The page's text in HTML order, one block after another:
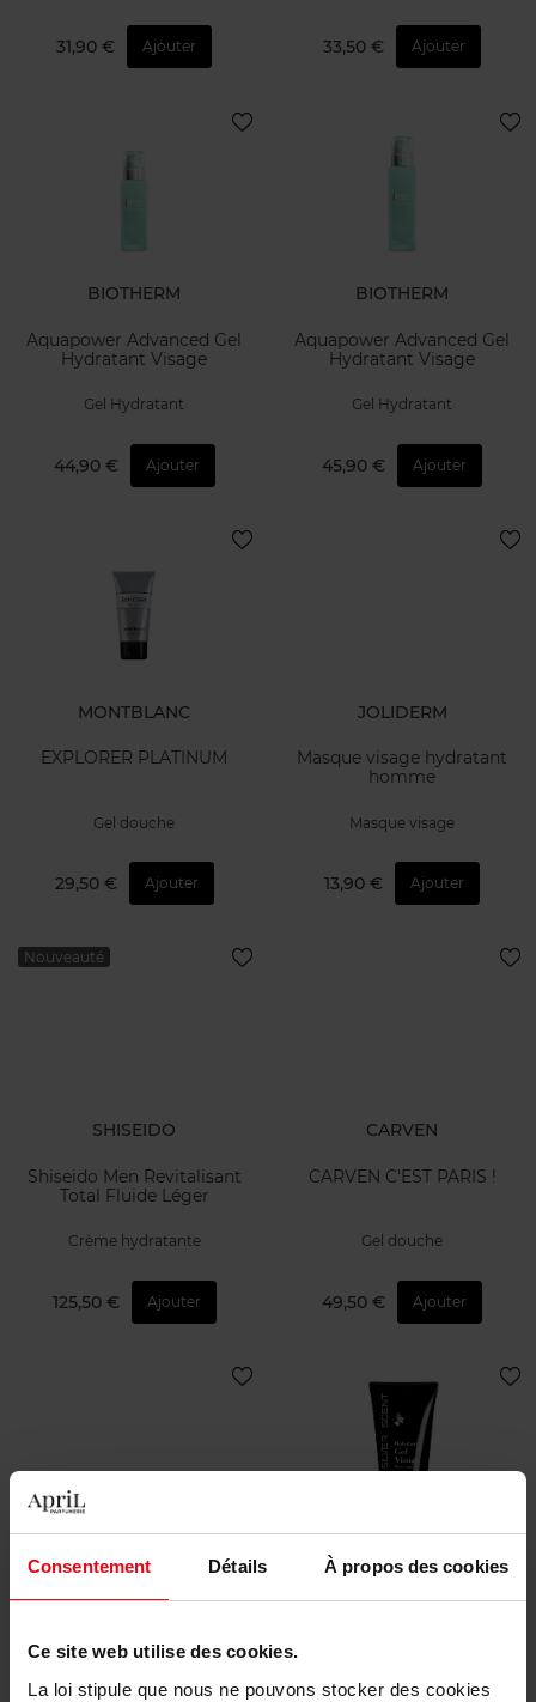
Consentement Détails À propos des cookies
Ce site web utilise des cookies.
La loi stipule que nous ne pouvons stocker des cookies
31,90 € Ajouter 33,50 € Ajouter
BIOTHERM
Aquapower Advanced Gel
Hydratant Visage
Gel Hydratant
44,90 € Ajouter
BIOTHERM
Aquapower Advanced Gel
Hydratant Visage
Gel Hydratant
45,90 € Ajouter
MONTBLANC
EXPLORER PLATINUM
Gel douche
29,50 € Ajouter
JOLIDERM
Masque visage hydratant
homme
Masque visage
13,90 € Ajouter
Nouveauté
SHISEIDO
Shiseido Men Revitalisant
Total Fluide Léger
Crème hydratante
125,50 € Ajouter
CARVEN
CARVEN C'EST PARIS !
Gel douche
49,50 € Ajouter
Shiseido Men Fluide
Crème hydratante